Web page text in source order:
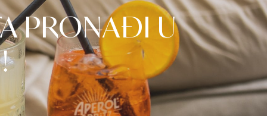
PRONAĐI U